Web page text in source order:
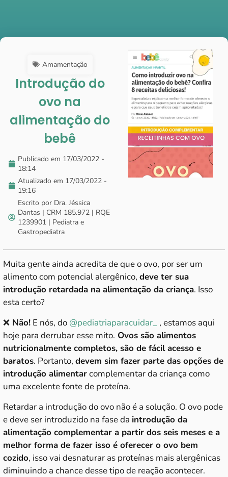
Amamentação
Introdução do
ovo na
alimentação do
bebê
Publicado em 17/03/2022 -
18:14
Atualizado em 17/03/2022 -
19:16
Escrito por Dra. Jéssica
Dantas | CRM 185.972 | RQE
1239901 | Pediatra e
Gastropediatra
Muita gente ainda acredita de que o ovo, por ser um
alimento com potencial alergênico, deve ter sua
introdução retardada na alimentação da criança. Isso
esta certo?
❌ Não! E nós, do @pediatriaparacuidar_ , estamos aqui
hoje para derrubar esse mito. Ovos são alimentos
nutricionalmente completos, são de fácil acesso e
baratos. Portanto, devem sim fazer parte das opções de
introdução alimentarcomplementar da criança como
uma excelente fonte de proteína.
Retardar a introdução do ovo não é a solução. O ovo pode
e deve ser introduzido na fase da introdução da
alimentação complementar a partir dos seis meses e a
melhor forma de fazer isso é oferecer o ovo bem
cozido, isso vai desnaturar as proteínas mais alergênicas
diminuindo a chance desse tipo de reação acontecer.